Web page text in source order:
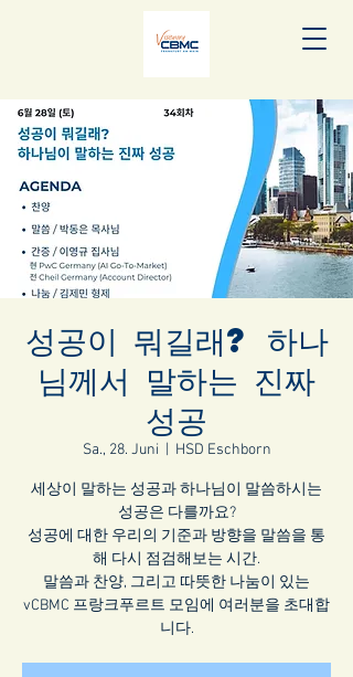
성공이 뭐길래? 하나
님께서 말하는 진짜
성공
Sa., 28. Juni HSD Eschborn
세상이 말하는 성공과 하나님이 말씀하시는
성공은 다를까요?
성공에 대한 우리의 기준과 방향을 말씀을 통
해 다시 점검해보는 시간.
말씀과 찬양, 그리고 따뜻한 나눔이 있는
vCBMC 프랑크푸르트 모임에 여러분을 초대합
니다.